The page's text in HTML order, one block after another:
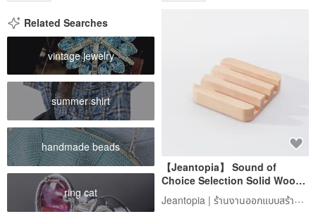
Related Searches
vintage jewelry
summer shirt
handmade beads
ring cat
【Jeantopia】 Sound of
Choice Selection Solid Wood
Stackable Desk Organizer
Phone Stand | 1534811
Jeantopia | ร้านงานออกแบบสร้างสรรค์ Jean